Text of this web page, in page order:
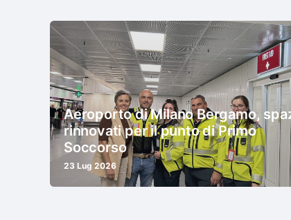
Aeroporto di Milano Bergamo,
rinnovati per il punto di Primo
Soccorso
23 Lug 2026